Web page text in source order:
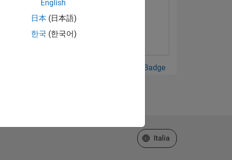
Guarda tutto Badge
English
日本 (日本語)
한국 (한국어)
Seleziona un sito web
Italia